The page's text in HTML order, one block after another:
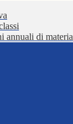
annuali di materia